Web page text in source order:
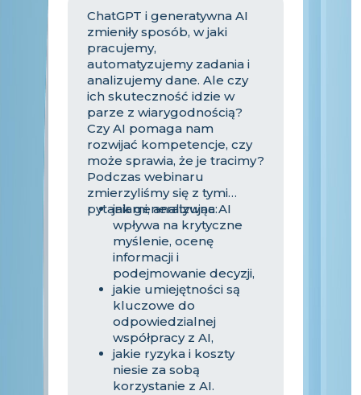
ChatGPT i generatywna AI
zmieniły sposób, w jaki
pracujemy,
automatyzujemy zadania i
analizujemy dane. Ale czy
ich skuteczność idzie w
parze z wiarygodnością?
Czy AI pomaga nam
rozwijać kompetencje, czy
może sprawia, że je tracimy?
Podczas webinaru
zmierzyliśmy się z tymi
pytaniami, analizując:
jak generatywna AI
wpływa na krytyczne
myślenie, ocenę
informacji i
podejmowanie decyzji,
jakie umiejętności są
kluczowe do
odpowiedzialnej
współpracy z AI,
jakie ryzyka i koszty
niesie za sobą
korzystanie z AI.